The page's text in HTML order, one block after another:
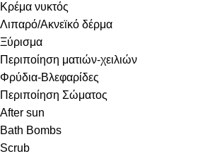
Κρέμα νυκτός
Λιπαρό/Ακνεϊκό δέρμα
Ξύρισμα
Περιποίηση ματιών-χειλιών
Φρύδια-Βλεφαρίδες
Περιποίηση Σώματος
After sun
Bath Bombs
Scrub